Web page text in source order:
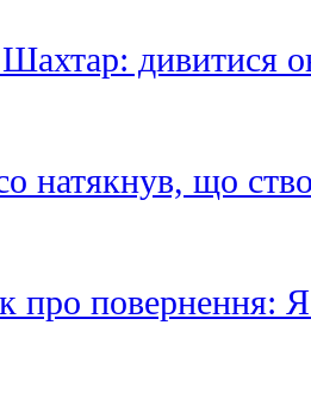
дивитися
натякнув, що
про повернення: